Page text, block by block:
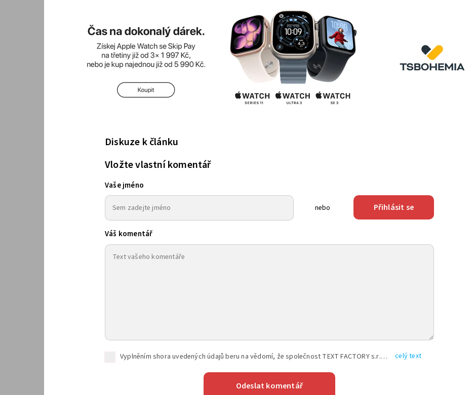
Diskuze k článku
Vložte vlastní komentář
Vaše jméno
nebo Přihlásit se
Váš komentář
Vyplněním shora uvedených údajů beru na vědomí, že společnost TEXT FACTORY s.r.o., sídlem Brno, Durďákova 336/29, Černá Pole, PSČ: 613 00, IČ: 06157831, zapsané u Krajského soudu v Brně, oddíl C, vložka 100399, bude zpracovávat mé osobní údaje uvedené v rámci mnou vyplněného registračního formuláře na základě oprávněných zájmů TEXT FACTORY s.r.o. dle čl. 6 odst. 1 písm. f) GDPR a pro splnění právních povinností (čl. 6 odst. 1 písm. c) GDPR), a to pro tyto účely: nezbytnost zajistit oprávnění návštěvníka webových stránek provozovaných společností TEXT FACTORY s.r.o. přispívat aktivně ke zveřejněným článkům nebo v rámci diskusních fór a výkon práv TEXT FACTORY s.r.o. jako administrátora těchto diskusních fór. Více informací o zpracování osobních údajů a právech lze nalézt v celý text